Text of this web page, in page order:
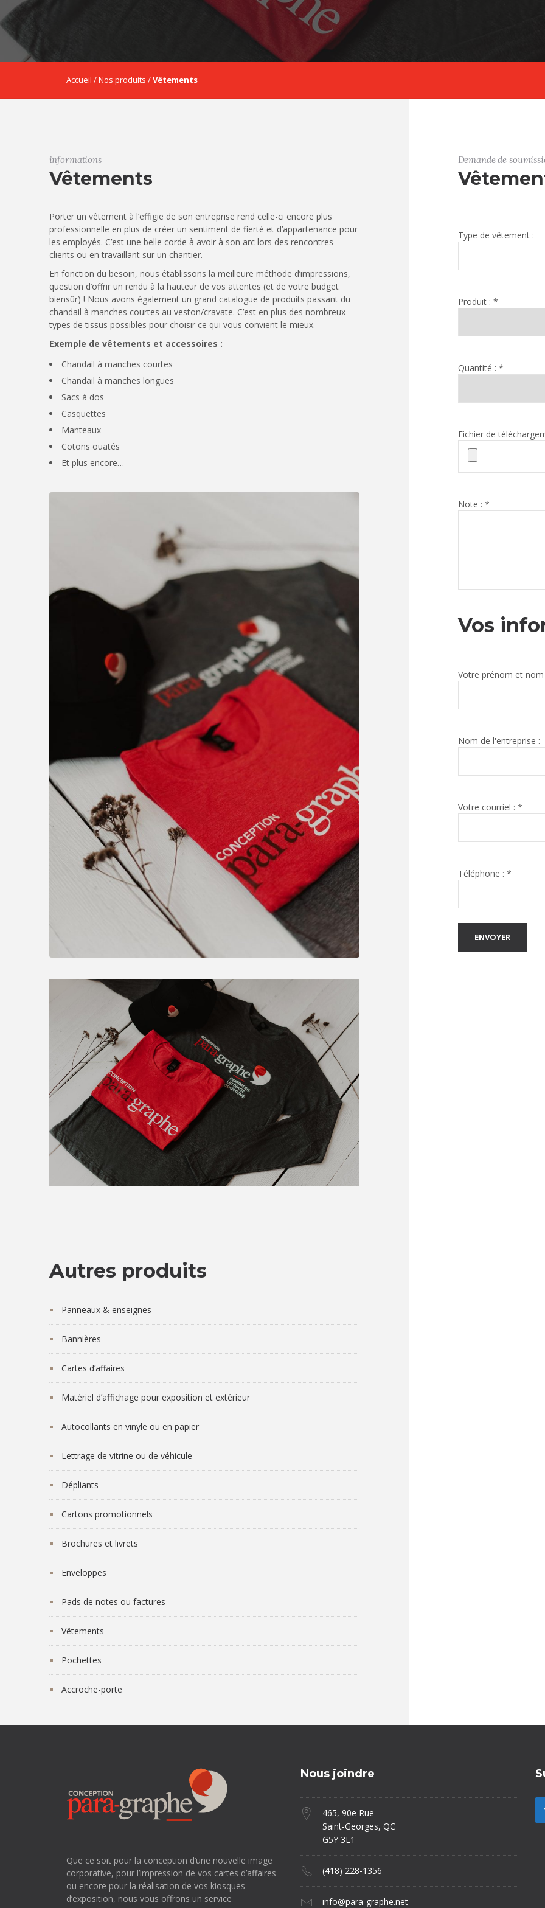
Accueil /Nos produits /Vêtements
informations
Vêtements
Porter un vêtement à l’effigie de son entreprise rend celle-ci encore plus
professionnelle en plus de créer un sentiment de fierté et d’appartenance pour
les employés. C’est une belle corde à avoir à son arc lors des rencontres-
clients ou en travaillant sur un chantier.
En fonction du besoin, nous établissons la meilleure méthode d’impressions,
question d’offrir un rendu à la hauteur de vos attentes (et de votre budget
biensûr) ! Nous avons également un grand catalogue de produits passant du
chandail à manches courtes au veston/cravate. C’est en plus des nombreux
types de tissus possibles pour choisir ce qui vous convient le mieux.
Exemple de vêtements et accessoires :
Chandail à manches courtes
Chandail à manches longues
Sacs à dos
Casquettes
Manteaux
Cotons ouatés
Et plus encore…
Autres produits
Panneaux & enseignes
Bannières
Cartes d’affaires
Matériel d’affichage pour exposition et extérieur
Autocollants en vinyle ou en papier
Lettrage de vitrine ou de véhicule
Dépliants
Cartons promotionnels
Brochures et livrets
Enveloppes
Pads de notes ou factures
Vêtements
Pochettes
Accroche-porte
Demande de
Type de vêtement :
Produit : *
Quantité : *
Fichier de
Note : *
Vos
Votre prénom et
Nom de l'entreprise :
Votre courriel : *
Téléphone : *
ENVOYER
Que ce soit pour la conception d’une nouvelle image
corporative, pour l’impression de vos cartes d’affaires
ou encore pour la réalisation de vos kiosques
d’exposition, nous vous offrons un service
Nous joindre
465, 90e Rue
Saint-Georges, QC
G5Y 3L1
(418) 228-1356
info@para-graphe.net